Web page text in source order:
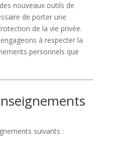
nouveaux outils de
de porter une
de la vie privée.
à respecter la
personnels que
suivants :